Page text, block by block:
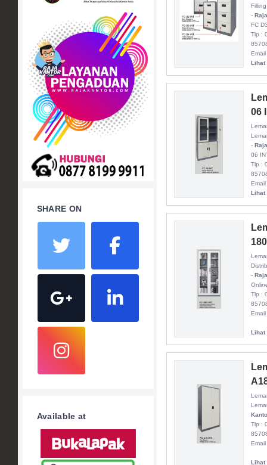
Movitex
Paper Cutter
Partisi Kantor
Promo
+ Rak Serbaguna
+ Ranjang Besi
+ Sofa Kantor
+ Springbed
White Board / Papan Tulis
SHARE ON
Available at
-
FC
Tlp :
Lihat
06
-
06
Tlp :
Lihat
-
Tlp :
Lihat
Tlp :
Lihat